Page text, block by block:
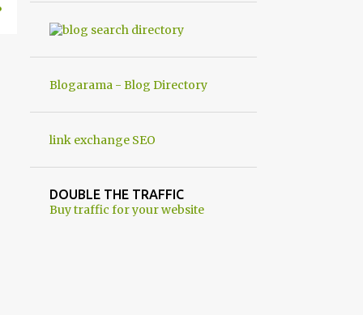
Flag", per provocare una guerra
Blogarama - Blog Directory
link exchange SEO
DOUBLE THE TRAFFIC
Buy traffic for your website